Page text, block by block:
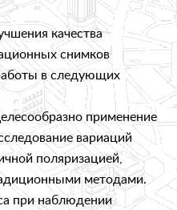
качества
снимков
в следующих
применение
вариаций
поляризацией,
методами.
при наблюдении